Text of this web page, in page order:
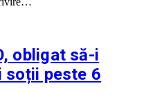
obligat să-i
soții peste 6